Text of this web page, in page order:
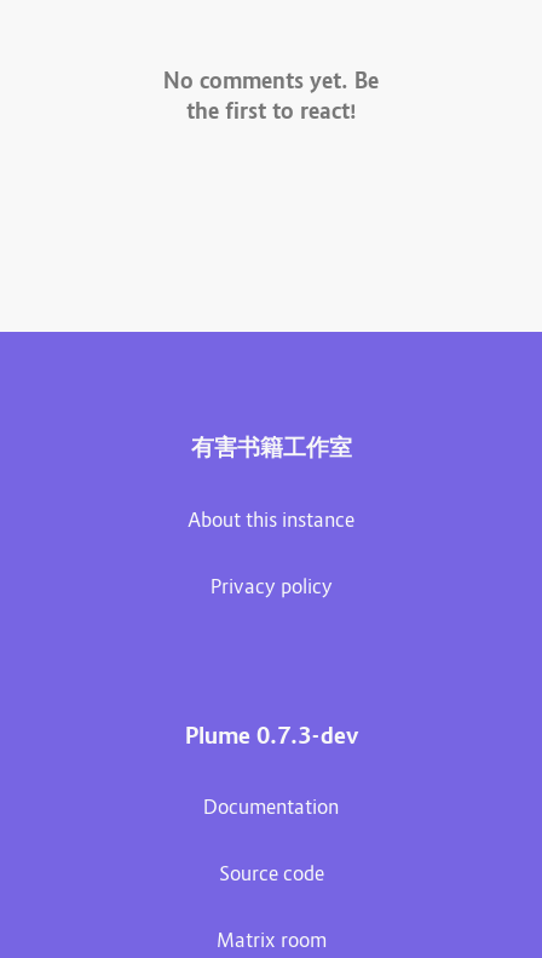
No comments yet. Be
the first to react!
有害书籍工作室
About this instance
Privacy policy
Plume 0.7.3-dev
Documentation
Source code
Matrix room